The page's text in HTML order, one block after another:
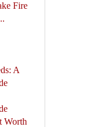
Fire
A
Worth